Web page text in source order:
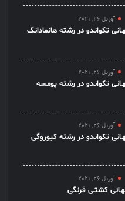
آوریل 26, 2021
تکواندو در رشته هانمادانگ
آوریل 26, 2021
تکواندو در رشته پومسه
آوریل 26, 2021
تکواندو در رشته کیوروگی
آوریل 26, 2021
کشتـی فرنگی